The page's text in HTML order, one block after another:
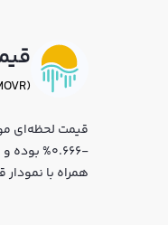
همراه با